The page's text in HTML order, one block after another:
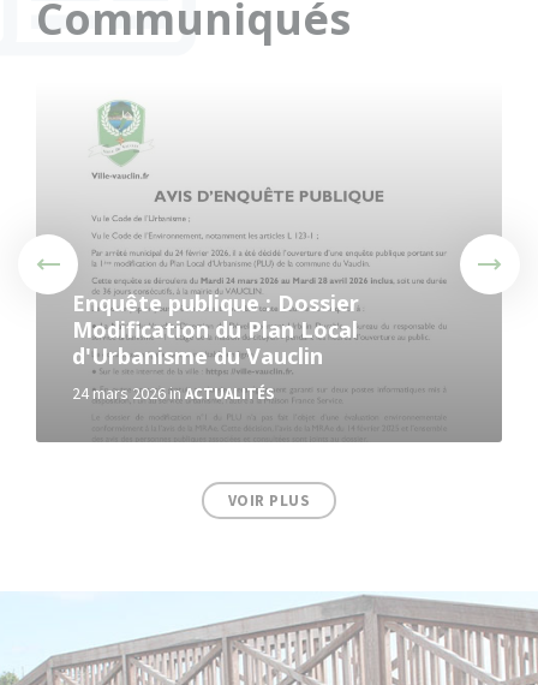
Communiqués
Enquête publique : Dossier
Modification du Plan Local
d'Urbanisme du Vauclin
24 mars 2026in ACTUALITÉS
VOIR PLUS